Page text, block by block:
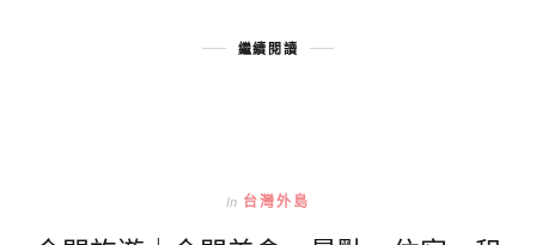
繼續閱讀
In 台灣外島